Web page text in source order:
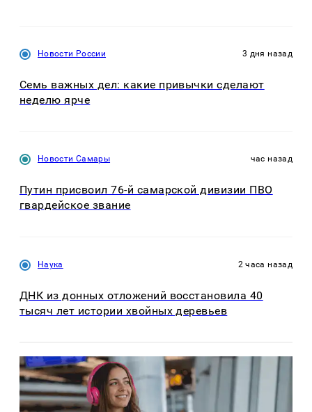
Новости России 3 дня назад
Семь важных дел: какие привычки сделают
неделю ярче
Новости Самары час назад
Путин присвоил 76-й самарской дивизии ПВО
гвардейское звание
Наука 2 часа назад
ДНК из донных отложений восстановила 40
тысяч лет истории хвойных деревьев